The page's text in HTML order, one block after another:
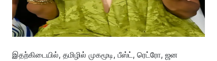
இதற்கிடையில், தமிழில் முகமூடி, பீஸ்ட், ரெட்ரோ, ஜன